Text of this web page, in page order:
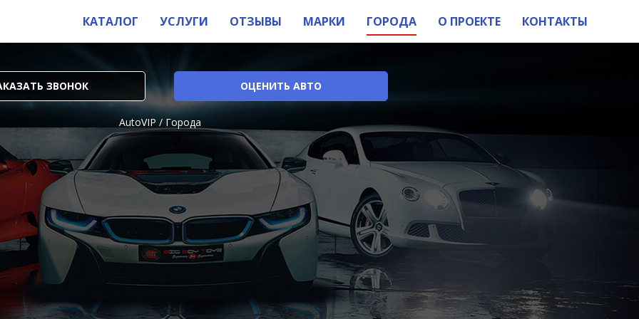
КАТАЛОГ УСЛУГИ ОТЗЫВЫ МАРКИ ГОРОДА О ПРОЕКТЕ КОНТАКТЫ
ЗВОНОК ОЦЕНИТЬ АВТО
AutoVIP / Города